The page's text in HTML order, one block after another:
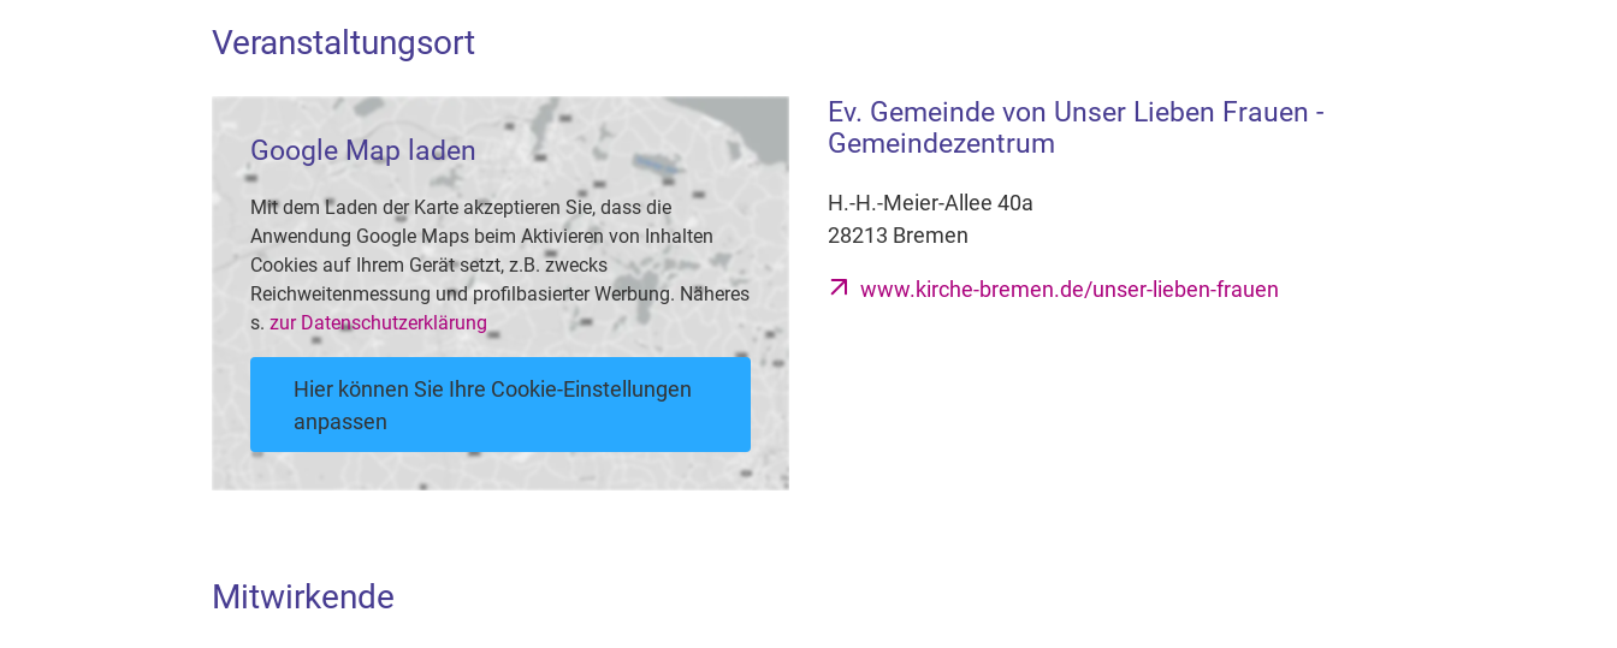
Veranstaltungsort
Google Map laden
Mit dem Laden der Karte akzeptieren Sie, dass die
Anwendung Google Maps beim Aktivieren von Inhalten
Cookies auf Ihrem Gerät setzt, z.B. zwecks
Reichweitenmessung und profilbasierter Werbung. Näheres
s. zur Datenschutzerklärung
Hier können Sie Ihre Cookie-Einstellungen
anpassen
Ev. Gemeinde von Unser Lieben Frauen -
Gemeindezentrum
H.-H.-Meier-Allee 40a
28213 Bremen
www.kirche-bremen.de/unser-lieben-frauen
Mitwirkende